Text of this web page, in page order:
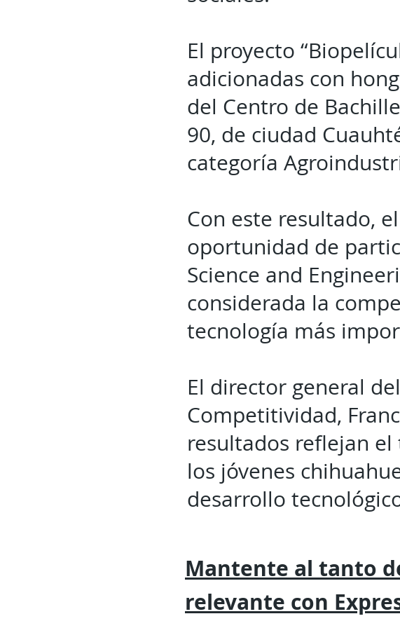
El proyecto
adicionadas con
del Centro de
90, de ciudad
categoría
Con este resultado,
oportunidad de
Science and
considerada la
tecnología más
El director general
Competitividad,
resultados reflejan
los jóvenes
desarrollo
Mantente al tanto
relevante con